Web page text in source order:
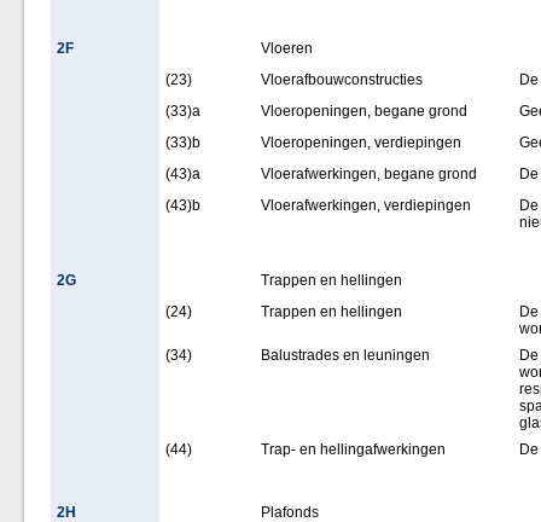
2F
Vloeren
(23)
Vloerafbouwconstructies
(33)a
Vloeropeningen, begane grond
(33)b
Vloeropeningen, verdiepingen
(43)a
Vloerafwerkingen, begane grond
(43)b
Vloerafwerkingen, verdiepingen
2G
Trappen en hellingen
(24)
Trappen en hellingen
(34)
Balustrades en leuningen
(44)
Trap- en hellingafwerkingen
2H
Plafonds